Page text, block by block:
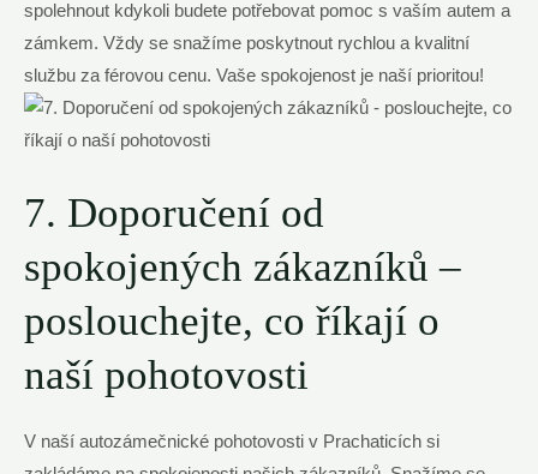
spolehnout kdykoli budete potřebovat pomoc s vaším autem a
zámkem. Vždy se snažíme poskytnout rychlou a kvalitní
službu za férovou cenu. Vaše spokojenost je naší prioritou!
7. Doporučení od
spokojených zákazníků –
poslouchejte, co říkají o
naší pohotovosti
V naší autozámečnické pohotovosti v Prachaticích si